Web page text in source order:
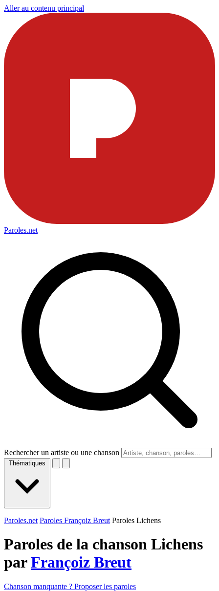
Aller au contenu principal
Paroles.net
Rechercher un artiste ou une chanson
Thématiques
Paroles.net Paroles Françoiz Breut Paroles Lichens
Paroles de la chanson Lichens
parFrançoiz Breut
Chanson manquante ? Proposer les paroles